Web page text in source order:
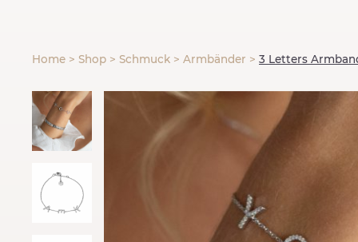
Home > Shop > Schmuck > Armbänder > 3 Letters